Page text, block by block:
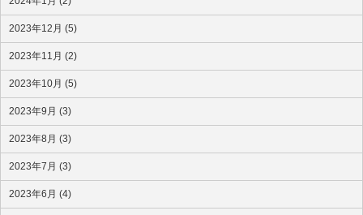
2023年12月 (5)
2023年11月 (2)
2023年10月 (5)
2023年9月 (3)
2023年8月 (3)
2023年7月 (3)
2023年6月 (4)